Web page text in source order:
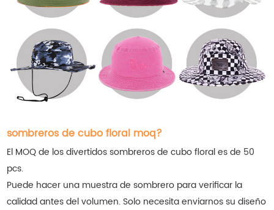
sombreros de cubo floral moq?
El MOQ de los divertidos sombreros de cubo floral es de 50
pcs.
Puede hacer una muestra de sombrero para verificar la
calidad antes del volumen. Solo necesita enviarnos su diseño